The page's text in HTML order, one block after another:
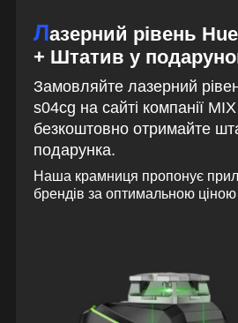
Лазерний рівень
+ Штатив у
Замовляйте лазерний
s04cg на сайті компанії
безкоштовно отримайте
подарунка.
Наша крамниця пропонує
брендів за оптимальною